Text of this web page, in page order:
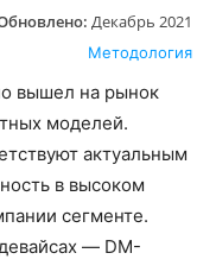
Декабрь 2021
Методология
вышел на рынок
моделей.
актуальным
в высоком
сегменте.
— DM-